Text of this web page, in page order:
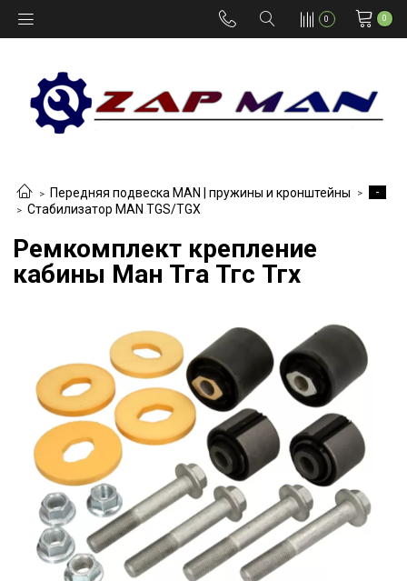
0 0
Передняя подвеска MAN | пружины и кронштейны
-
Стабилизатор MAN TGS/TGX
Ремкомплект крепление
кабины Ман Тга Тгс Тгх